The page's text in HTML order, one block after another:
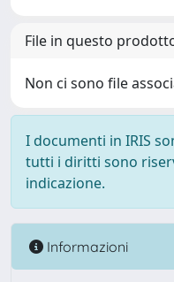
File in questo
Non ci sono file
I documenti in IRIS
tutti i diritti sono
indicazione.
Informazioni